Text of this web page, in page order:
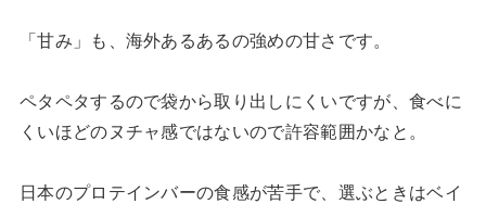
「甘み」も、海外あるあるの強めの甘さです。
ペタペタするので袋から取り出しにくいですが、食べに
くいほどのヌチャ感ではないので許容範囲かなと。
日本のプロテインバーの食感が苦手で、選ぶときはベイ